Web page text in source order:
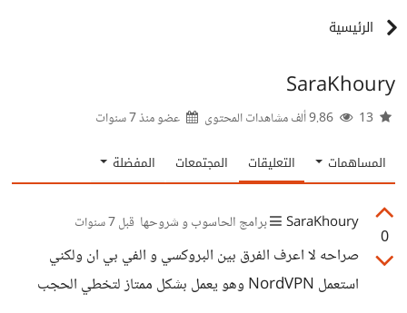
الرئيسية
SaraKhoury
عضو منذ7 سنوات
المساهمات التعليقات المجتمعات المفضلة
0
SaraKhoury برامج الحاسوب و شروحها قبل 7 سنوات
صراحه لا اعرف الفرق بين البروكسي و الفي بي ان ولكني
استعمل NordVPN وهو يعمل بشكل ممتاز لتخطي الحجب